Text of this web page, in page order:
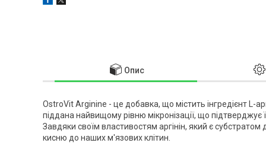
Опис
OstroVit Arginine - це добавка, що містить інгредієнт L-
піддана найвищому рівню мікронізації, що підтверджує
Завдяки своїм властивостям аргінін, який є
кисню до наших м'язових клітин.